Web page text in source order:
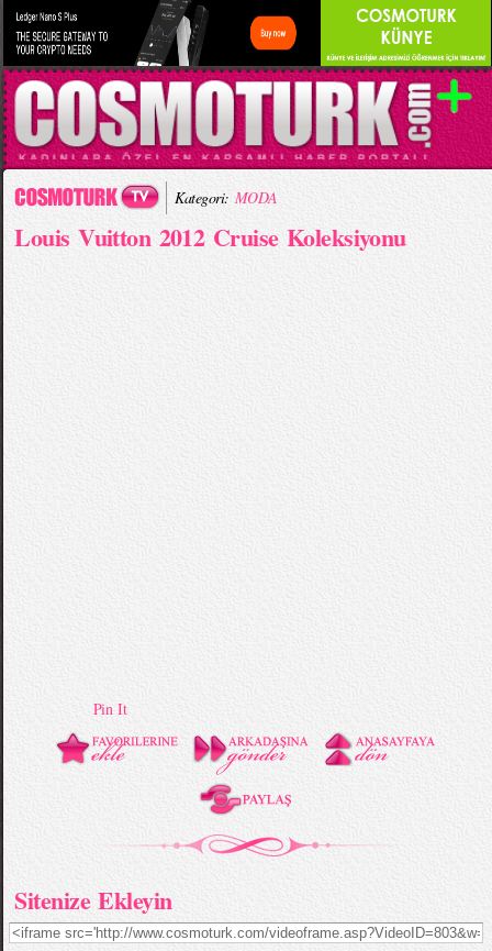
Kategori: MODA
Louis Vuitton 2012 Cruise Koleksiyonu
Pin It
Sitenize Ekleyin